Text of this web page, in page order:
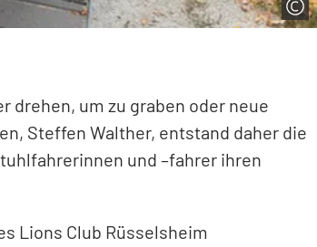
drehen, um zu graben oder neue
Steffen Walther, entstand daher die
und –fahrer ihren
Lions Club Rüsselsheim